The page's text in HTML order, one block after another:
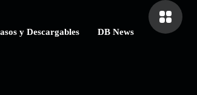
y Descargables DB News